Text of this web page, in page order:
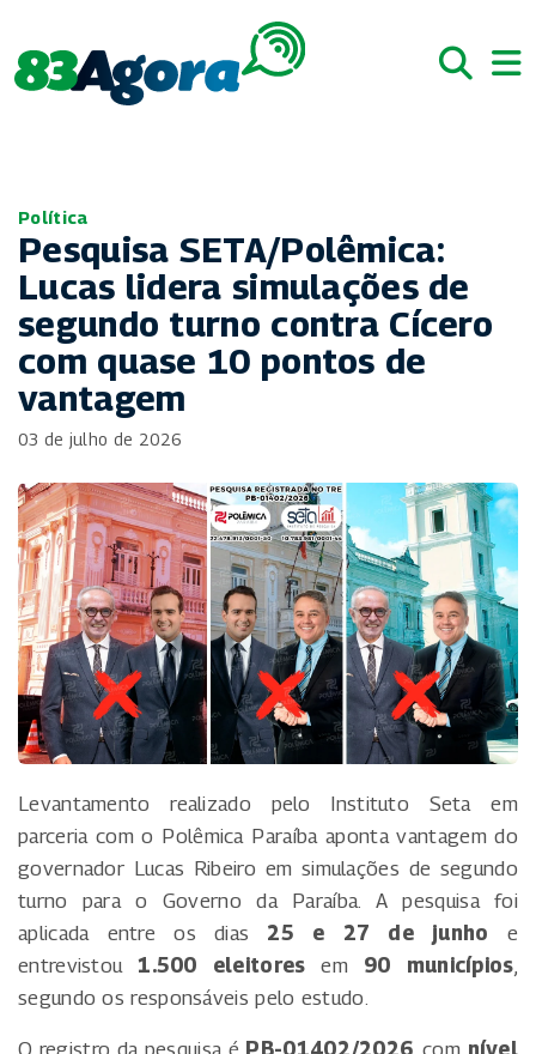
Política
Pesquisa SETA/Polêmica:
Lucas lidera simulações de
segundo turno contra Cícero
com quase 10 pontos de
vantagem
03 de julho de 2026
Levantamento realizado pelo Instituto Seta em
parceria com o Polêmica Paraíba aponta vantagem do
governador Lucas Ribeiro em simulações de segundo
turno para o Governo da Paraíba. A pesquisa foi
aplicada entre os dias 25 e 27 de junho e
entrevistou1.500 eleitores em 90 municípios,
segundo os responsáveis pelo estudo.
O registro da pesquisa é PB-01402/2026, com nível